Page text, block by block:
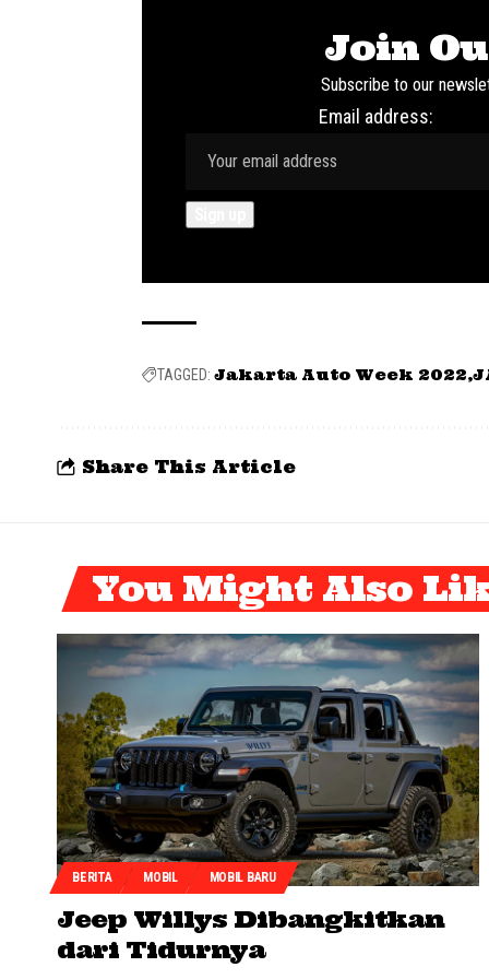
Join
Subscribe to our
Email address:
TAGGED: Jakarta Auto Week 2022
Share This Article
You Might Also
BERITA MOBIL MOBIL BARU
Jeep Willys Dibangkitkan
dari Tidurnya